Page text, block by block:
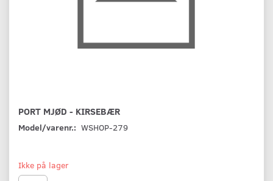
PORT MJØD - KIRSEBÆR
Model/varenr.: WSHOP-279
Ikke på lager